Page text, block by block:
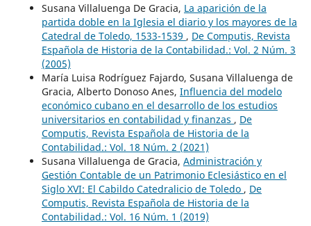
Susana Villaluenga De Gracia, La aparición de la
partida doble en la Iglesia el diario y los mayores de la
Catedral de Toledo, 1533-1539 , De Computis, Revista
Española de Historia de la Contabilidad.: Vol. 2 Núm. 3
(2005)
María Luisa Rodríguez Fajardo, Susana Villaluenga de
Gracia, Alberto Donoso Anes, Influencia del modelo
económico cubano en el desarrollo de los estudios
universitarios en contabilidad y finanzas , De
Computis, Revista Española de Historia de la
Contabilidad.: Vol. 18 Núm. 2 (2021)
Susana Villaluenga de Gracia, Administración y
Gestión Contable de un Patrimonio Eclesiástico en el
Siglo XVI: El Cabildo Catedralicio de Toledo , De
Computis, Revista Española de Historia de la
Contabilidad.: Vol. 16 Núm. 1 (2019)